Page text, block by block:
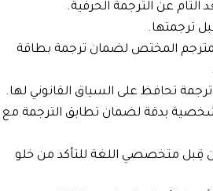
التام عن الترجمة الحرفية.
ترجمتها.
المختص لضمان ترجمة بطاقة
تحافظ على السياق القانوني لها.
بدقة لضمان تطابق الترجمة مع
قِبل متخصصي اللغة للتأكد من خلو